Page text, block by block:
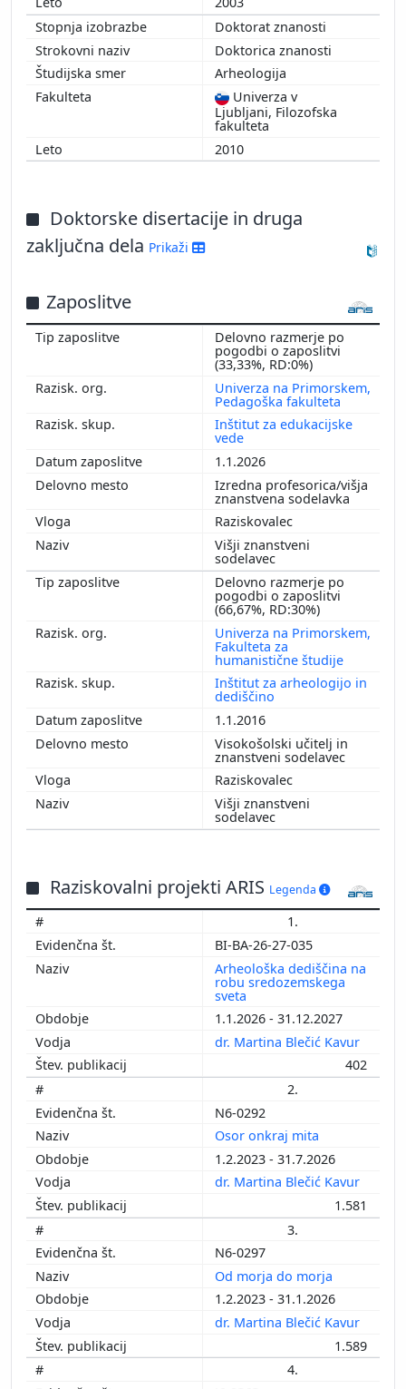
Doktorat znanosti
Doktorica znanosti
Arheologija
Univerza v
Ljubljani, Filozofska
fakulteta
2010
Doktorske disertacije in druga
zaključna dela Prikaži
Zaposlitve
Delovno razmerje po
pogodbi o zaposlitvi
(33,33%, RD:0%)
Univerza na Primorskem,
Pedagoška fakulteta
Inštitut za edukacijske
vede
1.1.2026
Izredna profesorica/višja
znanstvena sodelavka
Raziskovalec
Višji znanstveni
sodelavec
Delovno razmerje po
pogodbi o zaposlitvi
(66,67%, RD:30%)
Univerza na Primorskem,
Fakulteta za
humanistične študije
Inštitut za arheologijo in
dediščino
1.1.2016
Visokošolski učitelj in
znanstveni sodelavec
Raziskovalec
Višji znanstveni
sodelavec
Raziskovalni projekti ARIS Legenda
1.
BI-BA-26-27-035
Arheološka dediščina na
robu sredozemskega
sveta
1.1.2026 - 31.12.2027
dr. Martina Blečić Kavur
402
2.
N6-0292
Osor onkraj mita
1.2.2023 - 31.7.2026
dr. Martina Blečić Kavur
1.581
3.
N6-0297
Od morja do morja
1.2.2023 - 31.1.2026
dr. Martina Blečić Kavur
1.589
4.